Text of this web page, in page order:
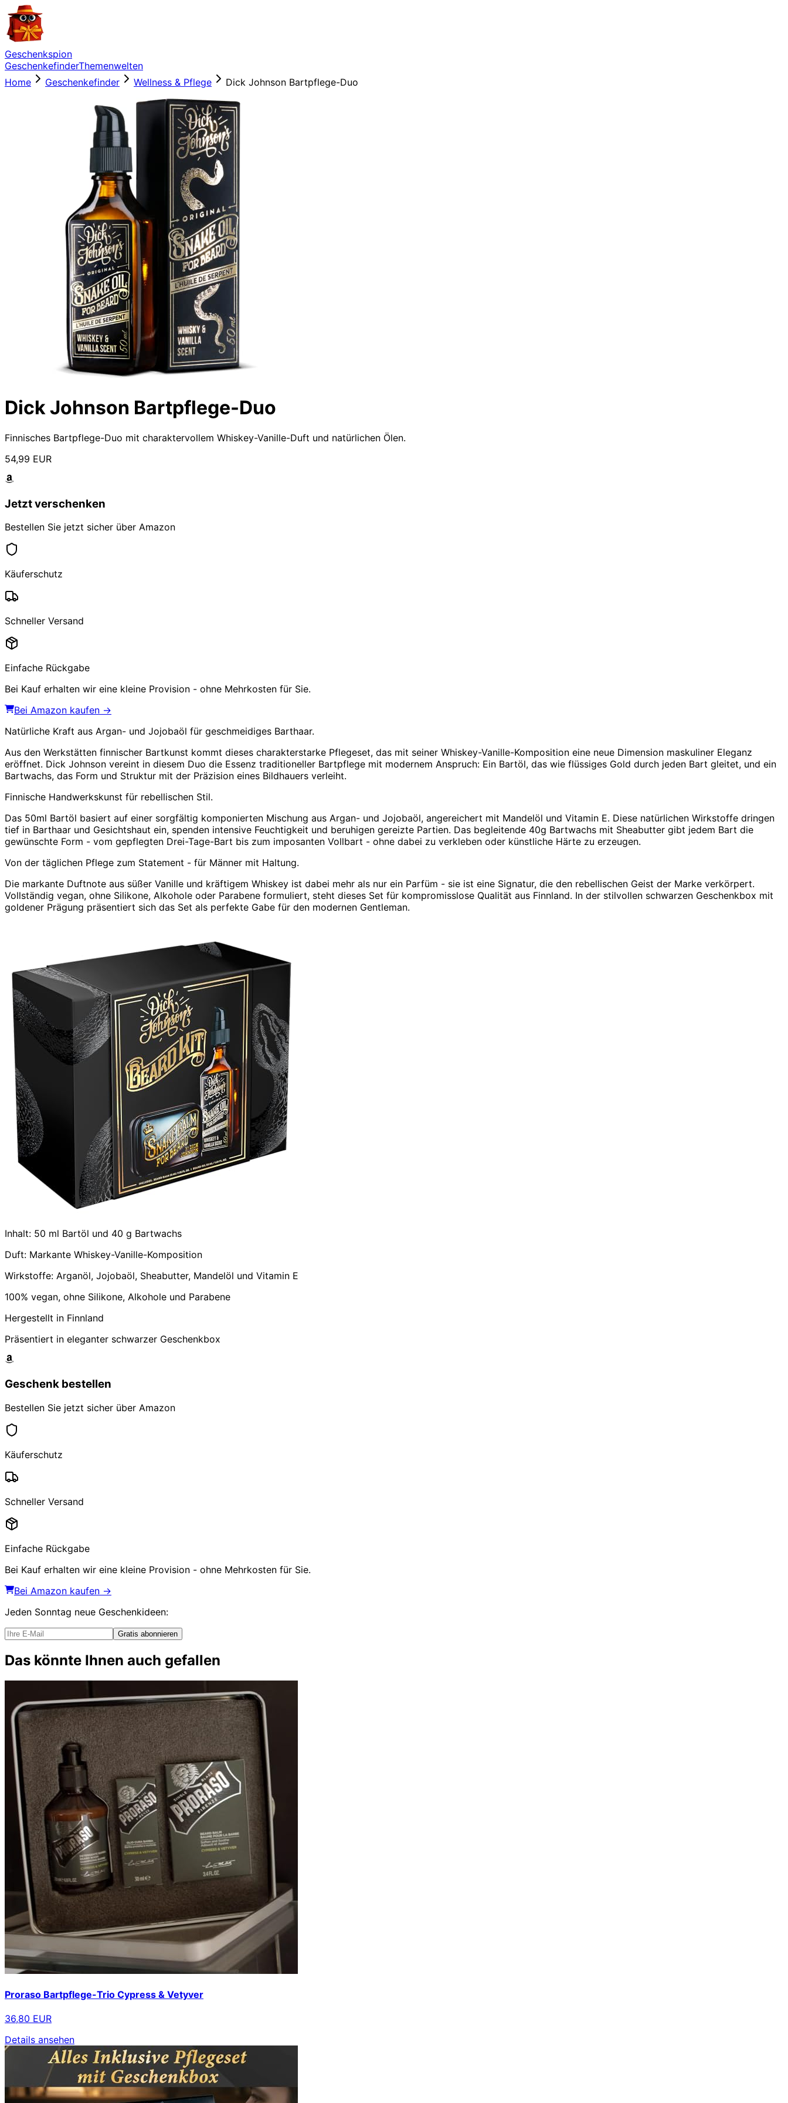
Geschenkspion
GeschenkefinderThemenwelten
Home
Geschenkefinder Wellness & Pflege Dick Johnson Bartpflege-Duo
Dick Johnson Bartpflege-Duo
Finnisches Bartpflege-Duo mit charaktervollem Whiskey-Vanille-Duft und natürlichen Ölen.
54,99 EUR
Jetzt verschenken
Bestellen Sie jetzt sicher über Amazon
Käuferschutz
Schneller Versand
Einfache Rückgabe
Bei Kauf erhalten wir eine kleine Provision - ohne Mehrkosten für Sie.
Bei Amazon kaufen →
Natürliche Kraft aus Argan- und Jojobaöl für geschmeidiges Barthaar.
Aus den Werkstätten finnischer Bartkunst kommt dieses charakterstarke Pflegeset, das mit seiner Whiskey-Vanille-Komposition eine neue Dimension maskuliner Eleganz
eröffnet. Dick Johnson vereint in diesem Duo die Essenz traditioneller Bartpflege mit modernem Anspruch: Ein Bartöl, das wie flüssiges Gold durch jeden Bart gleitet, und ein
Bartwachs, das Form und Struktur mit der Präzision eines Bildhauers verleiht.
Finnische Handwerkskunst für rebellischen Stil.
Das 50ml Bartöl basiert auf einer sorgfältig komponierten Mischung aus Argan- und Jojobaöl, angereichert mit Mandelöl und Vitamin E. Diese natürlichen Wirkstoffe dringen
tief in Barthaar und Gesichtshaut ein, spenden intensive Feuchtigkeit und beruhigen gereizte Partien. Das begleitende 40g Bartwachs mit Sheabutter gibt jedem Bart die
gewünschte Form - vom gepflegten Drei-Tage-Bart bis zum imposanten Vollbart - ohne dabei zu verkleben oder künstliche Härte zu erzeugen.
Von der täglichen Pflege zum Statement - für Männer mit Haltung.
Die markante Duftnote aus süßer Vanille und kräftigem Whiskey ist dabei mehr als nur ein Parfüm - sie ist eine Signatur, die den rebellischen Geist der Marke verkörpert.
Vollständig vegan, ohne Silikone, Alkohole oder Parabene formuliert, steht dieses Set für kompromisslose Qualität aus Finnland. In der stilvollen schwarzen Geschenkbox mit
goldener Prägung präsentiert sich das Set als perfekte Gabe für den modernen Gentleman.
Inhalt: 50 ml Bartöl und 40 g Bartwachs
Duft: Markante Whiskey-Vanille-Komposition
Wirkstoffe: Arganöl, Jojobaöl, Sheabutter, Mandelöl und Vitamin E
100% vegan, ohne Silikone, Alkohole und Parabene
Hergestellt in Finnland
Präsentiert in eleganter schwarzer Geschenkbox
Geschenk bestellen
Bestellen Sie jetzt sicher über Amazon
Käuferschutz
Schneller Versand
Einfache Rückgabe
Bei Kauf erhalten wir eine kleine Provision - ohne Mehrkosten für Sie.
Bei Amazon kaufen →
Jeden Sonntag neue Geschenkideen:
Gratis abonnieren
Das könnte Ihnen auch gefallen
Proraso Bartpflege-Trio Cypress & Vetyver
36,80 EUR
Details ansehen